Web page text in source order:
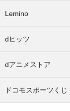
Lemino
dヒッツ
dアニメストア
ドコモスポーツくじ